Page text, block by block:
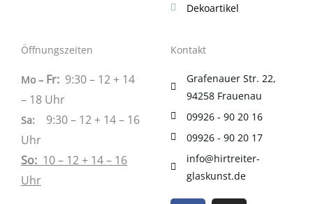
Dekoartikel
Öffnungszeiten
Mo – Fr: 9:30 – 12 + 14
– 18 Uhr
Sa: 9:30 – 12 + 14 – 16
Uhr
So: 10 – 12 + 14 – 16
Uhr
Kontakt
Grafenauer Str. 22,
94258 Frauenau
09926 - 90 20 16
09926 - 90 20 17
info@hirtreiter-
glaskunst.de